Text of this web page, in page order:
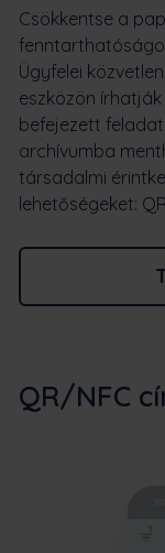
Csökkentse a
Ügyfelei
eszközön
befejezett
archívumba
társadalmi
lehetőségeket:
QR/NFC